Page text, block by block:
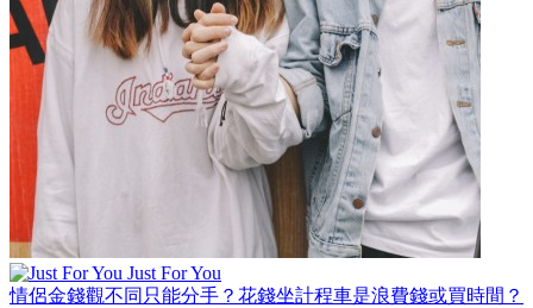
Just For You
情侶金錢觀不同只能分手？花錢坐計程車是浪費錢或買時間？